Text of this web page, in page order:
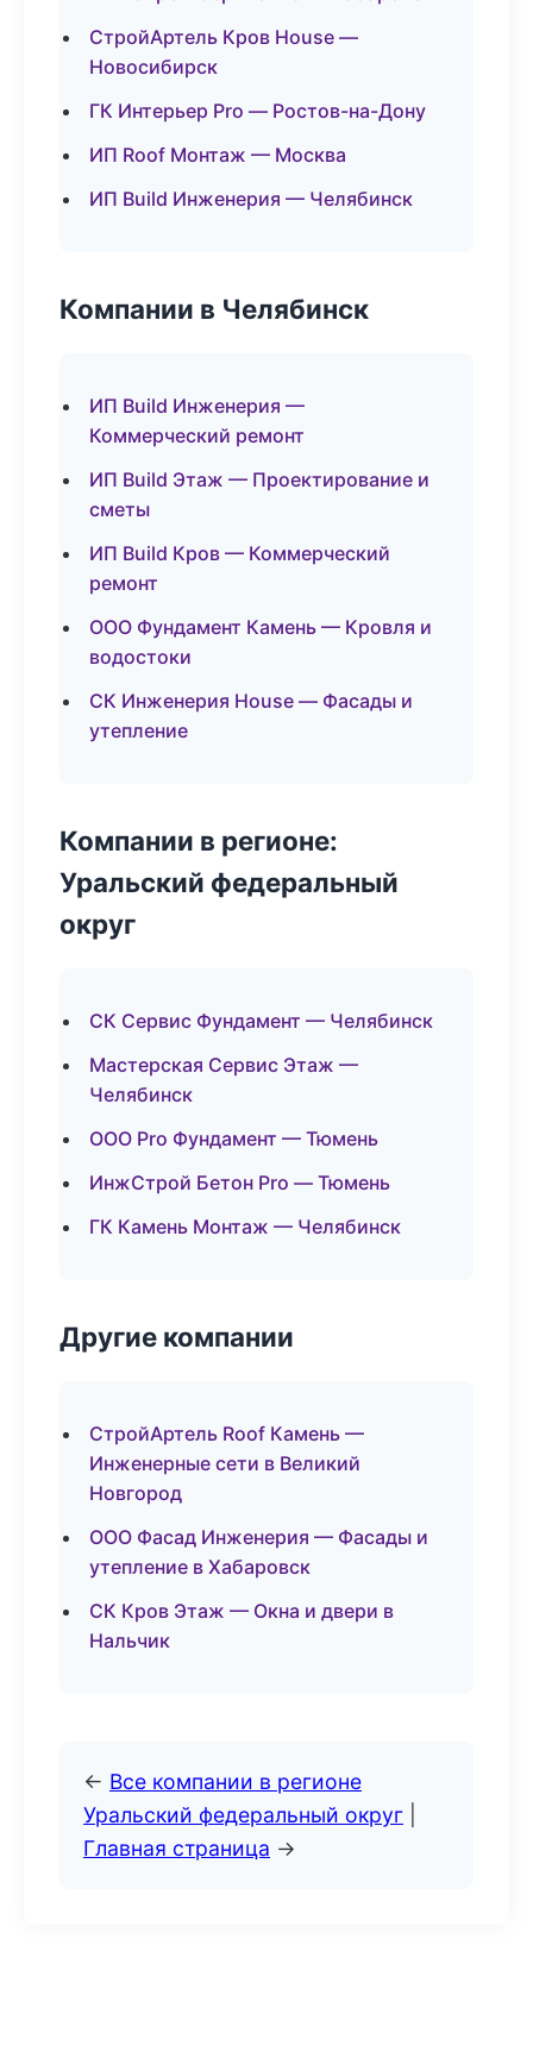
СтройАртель Кров House —
Новосибирск
ГК Интерьер Pro — Ростов-на-Дону
ИП Roof Монтаж — Москва
ИП Build Инженерия — Челябинск
Компании в Челябинск
ИП Build Инженерия —
Коммерческий ремонт
ИП Build Этаж — Проектирование и
сметы
ИП Build Кров — Коммерческий
ремонт
ООО Фундамент Камень — Кровля и
водостоки
СК Инженерия House — Фасады и
утепление
Компании в регионе:
Уральский федеральный
округ
СК Сервис Фундамент — Челябинск
Мастерская Сервис Этаж —
Челябинск
ООО Pro Фундамент — Тюмень
ИнжСтрой Бетон Pro — Тюмень
ГК Камень Монтаж — Челябинск
Другие компании
СтройАртель Roof Камень —
Инженерные сети в Великий
Новгород
ООО Фасад Инженерия — Фасады и
утепление в Хабаровск
СК Кров Этаж — Окна и двери в
Нальчик
← Все компании в регионе
Уральский федеральный округ
Главная страница →